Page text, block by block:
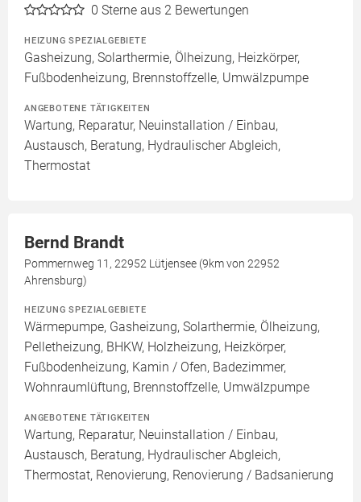
0 Sterne aus 2 Bewertungen
HEIZUNG SPEZIALGEBIETE
Gasheizung, Solarthermie, Ölheizung, Heizkörper,
Fußbodenheizung, Brennstoffzelle, Umwälzpumpe
ANGEBOTENE TÄTIGKEITEN
Wartung, Reparatur, Neuinstallation / Einbau,
Austausch, Beratung, Hydraulischer Abgleich,
Thermostat
Bernd Brandt
Pommernweg 11, 22952 Lütjensee (9km von 22952
Ahrensburg)
HEIZUNG SPEZIALGEBIETE
Wärmepumpe, Gasheizung, Solarthermie, Ölheizung,
Pelletheizung, BHKW, Holzheizung, Heizkörper,
Fußbodenheizung, Kamin / Ofen, Badezimmer,
Wohnraumlüftung, Brennstoffzelle, Umwälzpumpe
ANGEBOTENE TÄTIGKEITEN
Wartung, Reparatur, Neuinstallation / Einbau,
Austausch, Beratung, Hydraulischer Abgleich,
Thermostat, Renovierung, Renovierung / Badsanierung